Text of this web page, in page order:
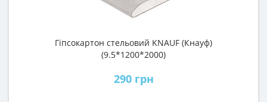
Гіпсокартон стельовий KNAUF (Кнауф)
(9.5*1200*2000)
290 грн